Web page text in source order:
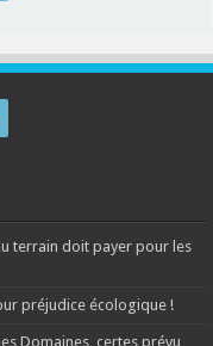
terrain doit payer pour les
préjudice écologique !
Domaines, certes prévu